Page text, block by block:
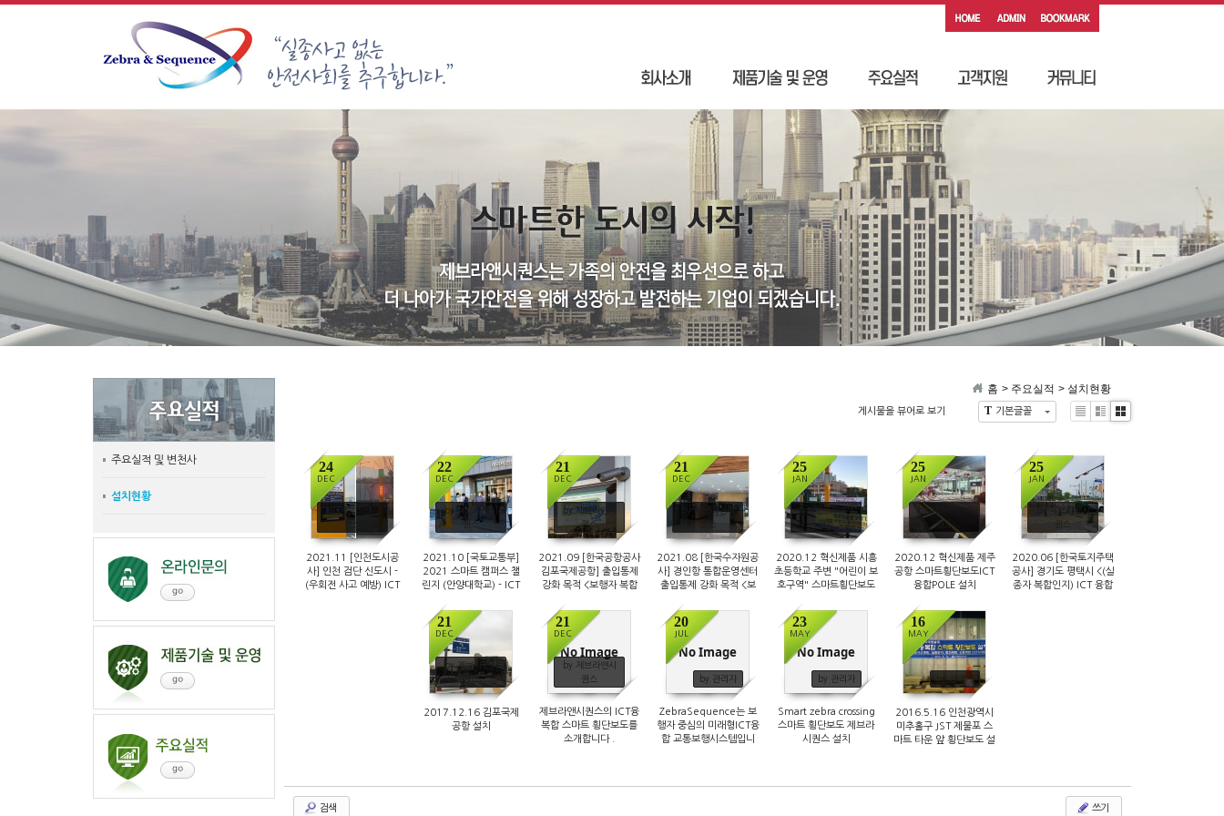
주요실적 및 변천사
설치현황
홈 > 주요실적 > 설치현황
T 기본글꼴
게시물을 뷰어로 보기
Li
t
Zi
e
G
24
DEC
by 제브라앤시
퀀스
4412
2021.11 [인천도시공
사] 인천 검단 신도시 -
(우회전 사고 예방) ICT
22
DEC
by 제브라앤시
퀀스
3084
2021.10 [국토교통부]
2021 스마트 캠퍼스 챌
린지 (안양대학교) - ICT
21
DEC
by 제브라앤시
퀀스
3213
2021.09 [한국공항공사
김포국제공항] 출입통제
강화 목적 <보행자 복합
21
DEC
by 제브라앤시
퀀스
5670
2021.08 [한국수자원공
사] 경인항 통합운영센터
출입통제 강화 목적 <보
설치
25
JAN
by 제브라앤시
퀀스
10273
2020.12 혁신제품 시흥
초등학교 주변 "어린이 보
호구역" 스마트횡단보도
25
JAN
by 제브라앤시
퀀스
3827
2020.12 혁신제품 제주
공항 스마트횡단보도ICT
융합POLE 설치
25
JAN
by 제브라앤시
퀀스
6941
2020.06 [한국토지주택
공사] 경기도 평택시 <(실
종자 복합인지) ICT 융합
21
DEC
by 제브라앤시
퀀스
11295
2017.12.16 김포국제
공항 설치
No Image
21
DEC
by 제브라앤시
퀀스
6208
제브라앤시퀀스의 ICT융
복합 스마트 횡단보도를
소개합니다 .
No Image
20
JUL
by 관리자
7575
ZebraSequence는 보
행자 중심의 미래형ICT융
합 교통보행시스템입니
No Image
23
MAY
by 관리자
985590
Smart zebra crossing
스마트 횡단보도 제브라
시퀀스 설치
16
MAY
by 관리자
7926
2016.5.16 인천광역시
미추홀구 JST 제물포 스
마트 타운 앞 횡단보도 설
검색 쓰기